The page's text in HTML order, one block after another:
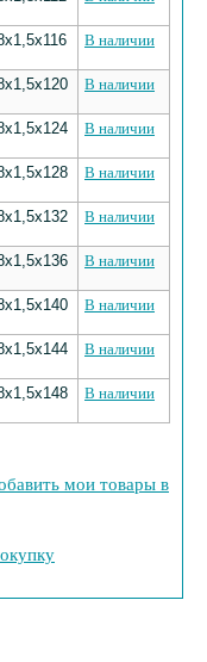
В наличии
В наличии
В наличии
В наличии
В наличии
В наличии
В наличии
В наличии
В наличии
мои товары в